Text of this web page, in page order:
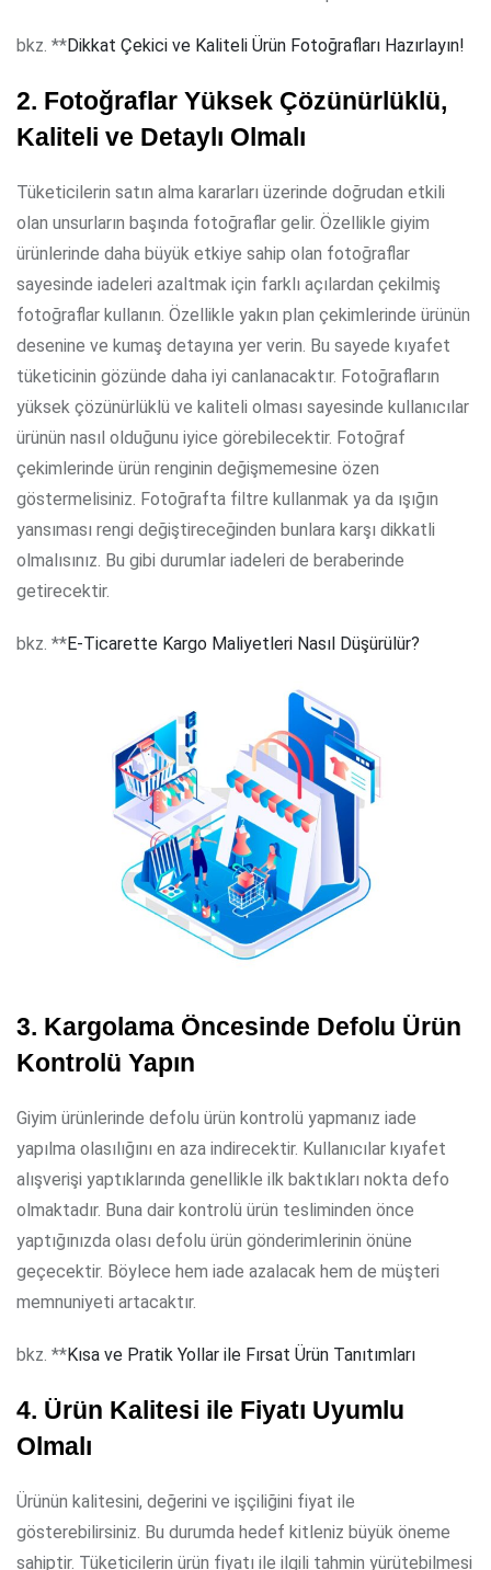
bkz. **Dikkat Çekici ve Kaliteli Ürün Fotoğrafları Hazırlayın!
2. Fotoğraflar Yüksek Çözünürlüklü,
Kaliteli ve Detaylı Olmalı
Tüketicilerin satın alma kararları üzerinde doğrudan etkili
olan unsurların başında fotoğraflar gelir. Özellikle giyim
ürünlerinde daha büyük etkiye sahip olan fotoğraflar
sayesinde iadeleri azaltmak için farklı açılardan çekilmiş
fotoğraflar kullanın. Özellikle yakın plan çekimlerinde ürünün
desenine ve kumaş detayına yer verin. Bu sayede kıyafet
tüketicinin gözünde daha iyi canlanacaktır. Fotoğrafların
yüksek çözünürlüklü ve kaliteli olması sayesinde kullanıcılar
ürünün nasıl olduğunu iyice görebilecektir. Fotoğraf
çekimlerinde ürün renginin değişmemesine özen
göstermelisiniz. Fotoğrafta filtre kullanmak ya da ışığın
yansıması rengi değiştireceğinden bunlara karşı dikkatli
olmalısınız. Bu gibi durumlar iadeleri de beraberinde
getirecektir.
bkz. **E-Ticarette Kargo Maliyetleri Nasıl Düşürülür?
3. Kargolama Öncesinde Defolu Ürün
Kontrolü Yapın
Giyim ürünlerinde defolu ürün kontrolü yapmanız iade
yapılma olasılığını en aza indirecektir. Kullanıcılar kıyafet
alışverişi yaptıklarında genellikle ilk baktıkları nokta defo
olmaktadır. Buna dair kontrolü ürün tesliminden önce
yaptığınızda olası defolu ürün gönderimlerinin önüne
geçecektir. Böylece hem iade azalacak hem de müşteri
memnuniyeti artacaktır.
bkz. **Kısa ve Pratik Yollar ile Fırsat Ürün Tanıtımları
4. Ürün Kalitesi ile Fiyatı Uyumlu
Olmalı
Ürünün kalitesini, değerini ve işçiliğini fiyat ile
gösterebilirsiniz. Bu durumda hedef kitleniz büyük öneme
sahiptir. Tüketicilerin ürün fiyatı ile ilgili tahmin yürütebilmesi